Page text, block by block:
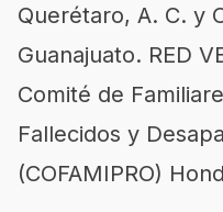
Querétaro, A. C. y
Guanajuato. RED
Comité de
Fallecidos y
(COFAMIPRO)